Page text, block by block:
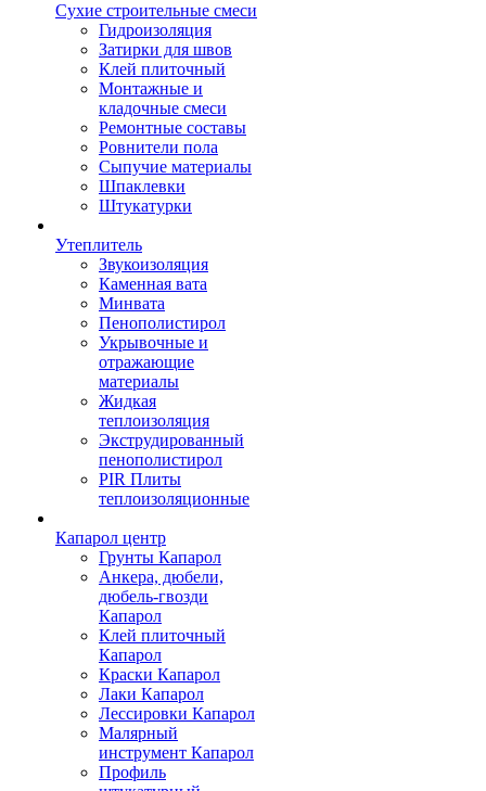
Сухие строительные смеси
Гидроизоляция
Затирки для швов
Клей плиточный
Монтажные и
кладочные смеси
Ремонтные составы
Ровнители пола
Сыпучие материалы
Шпаклевки
Штукатурки
Утеплитель
Звукоизоляция
Каменная вата
Минвата
Пенополистирол
Укрывочные и
отражающие
материалы
Жидкая
теплоизоляция
Экструдированный
пенополистирол
PIR Плиты
теплоизоляционные
Капарол центр
Грунты Капарол
Анкера, дюбели,
дюбель-гвозди
Капарол
Клей плиточный
Капарол
Краски Капарол
Лаки Капарол
Лессировки Капарол
Малярный
инструмент Капарол
Профиль